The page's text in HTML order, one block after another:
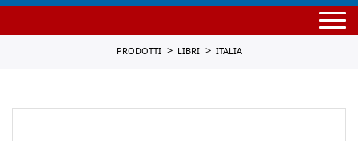
PRODOTTI LIBRI ITALIA